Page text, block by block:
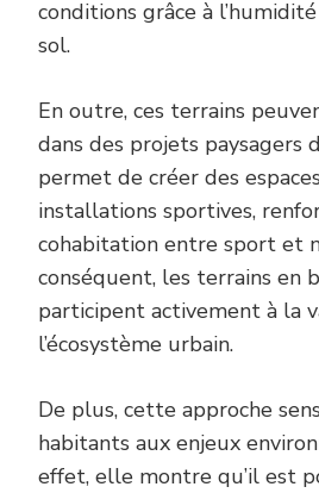
conditions grâce à
sol.
En outre, ces terrains
dans des projets paysagers
permet de créer des
installations sportives,
cohabitation entre sport et
conséquent, les terrains en
participent activement à la
l’écosystème urbain.
De plus, cette approche
habitants aux enjeux
effet, elle montre qu’il est